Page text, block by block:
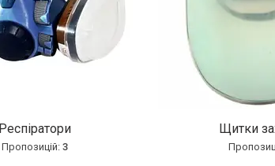
Респіратори
3
Щитки